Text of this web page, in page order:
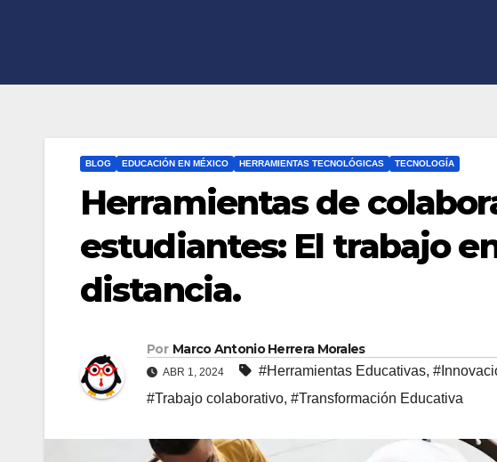
BLOG EDUCACIÓN EN MÉXICO HERRAMIENTAS TECNOLÓGICAS TECNOLOGÍA
Herramientas de
estudiantes: El trabajo
distancia.
Por Marco Antonio Herrera Morales
ABR 1, 2024 #Herramientas Educativas,
#Trabajo colaborativo, #Transformación Educativa